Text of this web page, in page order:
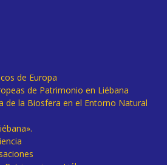
de Europa
de Patrimonio en Liébana
de la Biosfera en el Entorno Natural